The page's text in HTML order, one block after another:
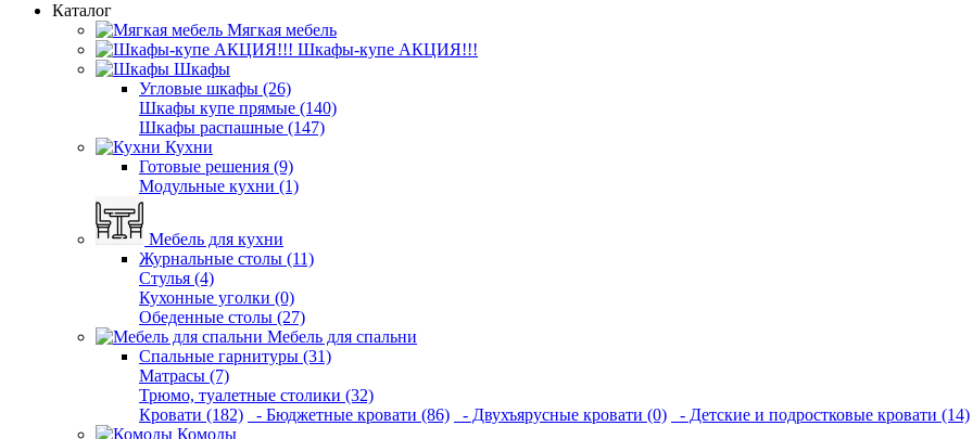
Каталог
Мягкая мебель
Шкафы-купе АКЦИЯ!!!
Шкафы
Угловые шкафы (26)
Шкафы купе прямые (140)
Шкафы распашные (147)
Кухни
Готовые решения (9)
Модульные кухни (1)
Мебель для кухни
Журнальные столы (11)
Стулья (4)
Кухонные уголки (0)
Обеденные столы (27)
Мебель для спальни
Спальные гарнитуры (31)
Матрасы (7)
Трюмо, туалетные столики (32)
Кровати (182)
- Бюджетные кровати (86) - Двухъярусные кровати (0) - Детские и подростковые кровати (14)
Комоды